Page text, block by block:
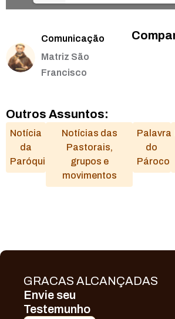
Comunicação
Matriz São
Francisco
Outros Assuntos:
Notícia
da
Paróquia
Notícias das
Pastorais,
grupos e
movimentos
Palavra
do
Pároco
GRACAS ALCANÇADAS
Envie seu
Testemunho